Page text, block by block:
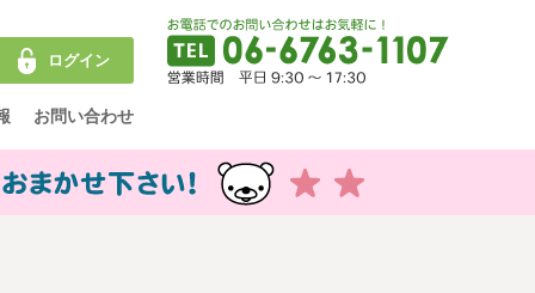
ログイン
お問い合わせ